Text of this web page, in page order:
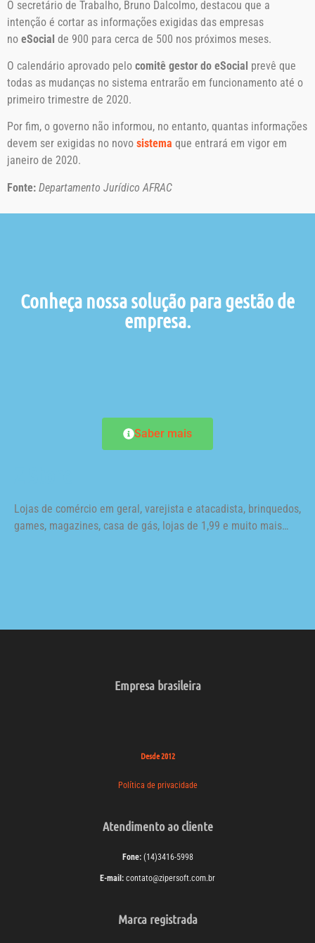
O secretário de Trabalho, Bruno Dalcolmo, destacou que a
intenção é cortar as informações exigidas das empresas
no eSocial de 900 para cerca de 500 nos próximos meses.
O calendário aprovado pelo comitê gestor do eSocial prevê que
todas as mudanças no sistema entrarão em funcionamento até o
primeiro trimestre de 2020.
Por fim, o governo não informou, no entanto, quantas informações
devem ser exigidas no novo sistema que entrará em vigor em
janeiro de 2020.
Fonte: Departamento Jurídico AFRAC
Conheça nossa solução para gestão de
empresa.
Saber mais
Lojas de comércio em geral, varejista e atacadista, brinquedos,
games, magazines, casa de gás, lojas de 1,99 e muito mais…
Empresa brasileira
Desde 2012
Política de privacidade
Atendimento ao cliente
Fone: (14)3416-5998
E-mail: contato@zipersoft.com.br
Marca registrada